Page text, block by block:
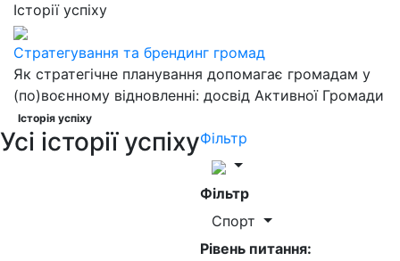
Історії успіху
Стратегування та брендинг громад
Як стратегічне планування допомагає громадам у
(по)воєнному відновленні: досвід Активної Громади
Історія успіху
Усі історії успіхуФільтр
Фільтр
Спорт
Рівень питання: